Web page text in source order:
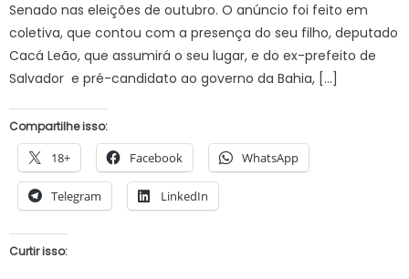
Senado nas eleições de outubro. O anúncio foi feito em
coletiva, que contou com a presença do seu filho, deputado
Cacá Leão, que assumirá o seu lugar, e do ex-prefeito de
Salvador e pré-candidato ao governo da Bahia, […]
Compartilhe isso:
18+ Facebook WhatsApp
Telegram LinkedIn
Curtir isso: